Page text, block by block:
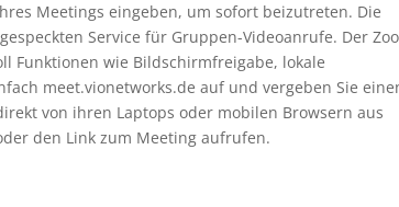
Meetings eingeben, um sofort beizutreten. Die
Service für Gruppen-Videoanrufe. Der
Funktionen wie Bildschirmfreigabe, lokale
meet.vionetworks.de auf und vergeben Sie
von ihren Laptops oder mobilen Browsern aus
den Link zum Meeting aufrufen.